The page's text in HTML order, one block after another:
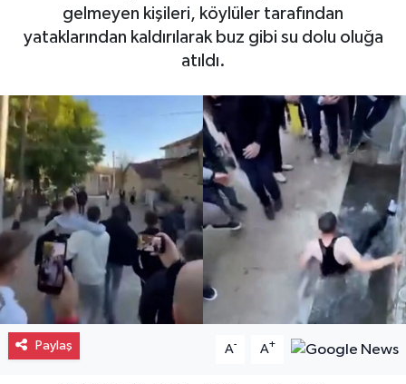
gelmeyen kişileri, köylüler tarafından
yataklarından kaldırılarak buz gibi su dolu oluğa
atıldı.
Paylaş A- A+
Otovitrin
Magazin
Gayrimenkul
Spor
Eğitim
Haber Arşivi